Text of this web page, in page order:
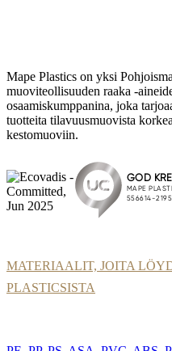
Mape Plastics on yksi
muoviteollisuuden raaka -
osaamiskumppanina, joka
tuotteita tilavuusmuovista
kestomuoviin.
MATERIAALIT, JOITA
PLASTICSISTA